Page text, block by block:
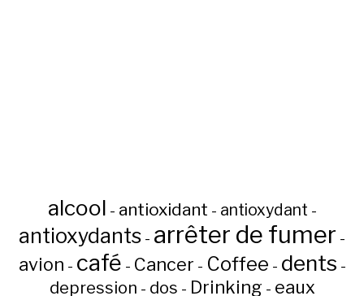
alcool - antioxidant - antioxydant -
antioxydants - arrêter de fumer -
avion - café - Cancer - Coffee - dents -
depression - dos - Drinking - eaux